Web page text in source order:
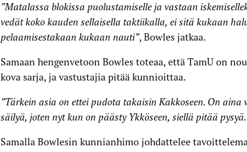
”Matalassa blokissa puolustamiselle ja vastaan
vedät koko kauden sellaisella taktiikalla, ei sitä kukaan
pelaamisestakaan kukaan nauti”, Bowles jatkaa.
Samaan hengenvetoon Bowles toteaa, että TamU on
kova sarja, ja vastustajia pitää kunnioittaa.
”Tärkein asia on ettei pudota takaisin Kakkoseen. On aina
säilyä, joten nyt kun on päästy Ykköseen, siellä pitää
Samalla Bowlesin kunnianhimo johdattelee